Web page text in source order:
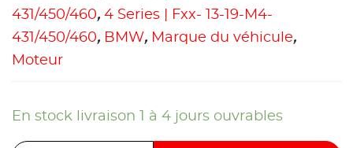
431/450/460, 4 Series | Fxx- 13-19-M4-
431/450/460, BMW, Marque du véhicule,
Moteur
En stock livraison 1 à 4 jours ouvrables